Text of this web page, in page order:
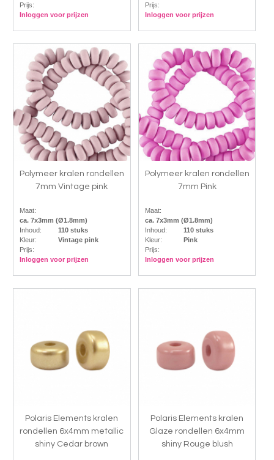
Prijs:
Inloggen voor prijzen
Prijs:
Inloggen voor prijzen
Polymeer kralen rondellen
7mm Vintage pink
Maat:
ca. 7x3mm (Ø1.8mm)
Inhoud:
110 stuks
Kleur:
Vintage pink
Prijs:
Inloggen voor prijzen
Polymeer kralen rondellen
7mm Pink
Maat:
ca. 7x3mm (Ø1.8mm)
Inhoud:
110 stuks
Kleur:
Pink
Prijs:
Inloggen voor prijzen
Polaris Elements kralen
rondellen 6x4mm metallic
shiny Cedar brown
Polaris Elements kralen
Glaze rondellen 6x4mm
shiny Rouge blush